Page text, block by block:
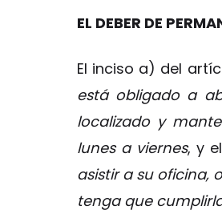
EL DEBER DE
El inciso a) del
está obligado a
localizado y
lunes a viernes, y
asistir a su oficina,
tenga que